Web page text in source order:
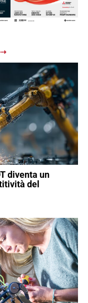
⇢
diventa un
del